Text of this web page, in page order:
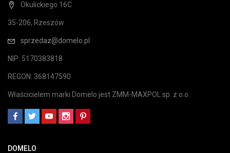
Okulickiego 16C
35-206, Rzeszów
sprzedaz@domelo.pl
NIP: 5170383818
REGON: 368147590
Właścicielem marki Domelo jest ZMM-MAXPOL sp. z o.o.
DOMELO